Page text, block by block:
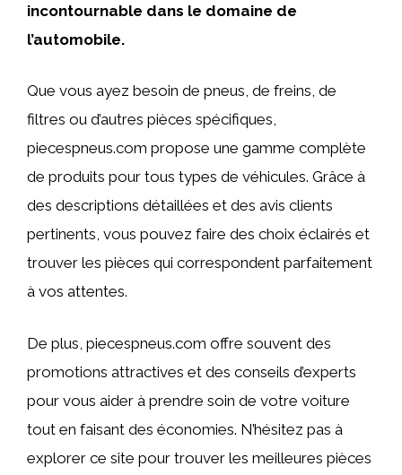
incontournable dans le domaine de
l’automobile.
Que vous ayez besoin de pneus, de freins, de
filtres ou d’autres pièces spécifiques,
piecespneus.com propose une gamme complète
de produits pour tous types de véhicules. Grâce à
des descriptions détaillées et des avis clients
pertinents, vous pouvez faire des choix éclairés et
trouver les pièces qui correspondent parfaitement
à vos attentes.
De plus, piecespneus.com offre souvent des
promotions attractives et des conseils d’experts
pour vous aider à prendre soin de votre voiture
tout en faisant des économies. N’hésitez pas à
explorer ce site pour trouver les meilleures pièces